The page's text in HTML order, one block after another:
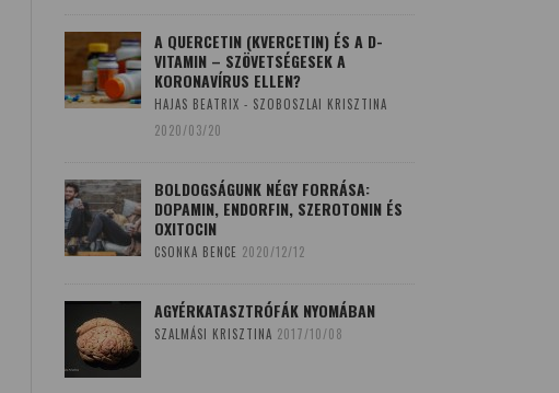
A QUERCETIN (KVERCETIN) ÉS A D-
VITAMIN – SZÖVETSÉGESEK A
KORONAVÍRUS ELLEN?
HAJAS BEATRIX - SZOBOSZLAI KRISZTINA
2020/03/20
BOLDOGSÁGUNK NÉGY FORRÁSA:
DOPAMIN, ENDORFIN, SZEROTONIN ÉS
OXITOCIN
CSONKA BENCE 2020/12/12
AGYÉRKATASZTRÓFÁK NYOMÁBAN
SZALMÁSI KRISZTINA 2017/10/08